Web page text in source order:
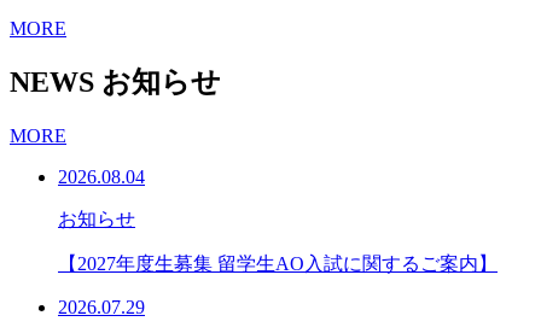
MORE
NEWS お知らせ
MORE
2026.08.04
お知らせ
【2027年度生募集 留学生AO入試に関するご案内】
2026.07.29